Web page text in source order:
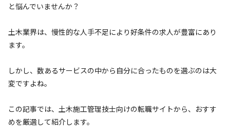
と悩んでいませんか？
土木業界は、慢性的な人手不足により好条件の求人が豊富にあり
ます。
しかし、数あるサービスの中から自分に合ったものを選ぶのは大
変ですよね。
この記事では、土木施工管理技士向けの転職サイトから、おすす
めを厳選して紹介します。